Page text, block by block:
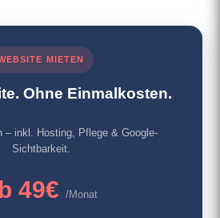
MIETEN
Ohne Einmalkosten.
– inkl. Hosting, Pflege & Google-
Sichtbarkeit.
49€ /Monat